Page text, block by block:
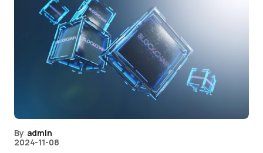
By admin
2024-11-08